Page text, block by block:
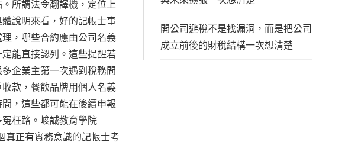
所謂法令翻譯機，定位上
說明來看，好的記帳士事
，哪些合約應由公司名義
能直接認列。這些提醒若
企業主第一次遇到稅務問
款，餐飲品牌用個人名義
，這些都可能在後續申報
枉路。峻誠教育學院
真正有實務意識的記帳士考
開公司避稅不是找漏洞，而是把公司
成立前後的財稅結構一次想清楚